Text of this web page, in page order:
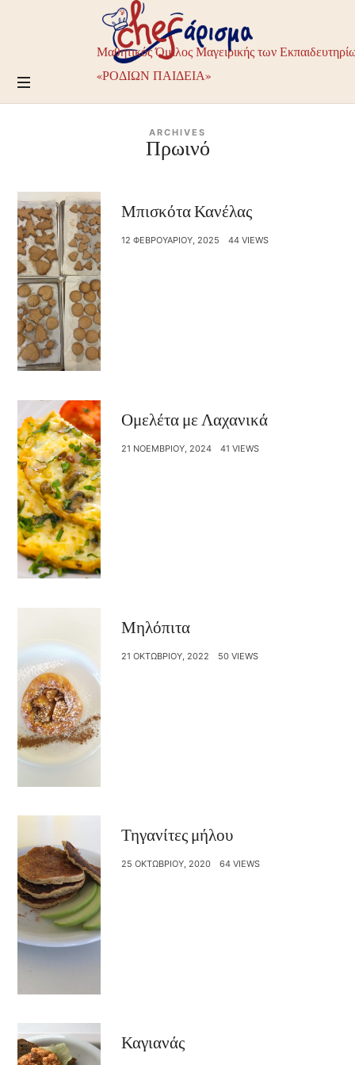
Chefarisma
–
Μαθητικός
Όμιλος
Μαγειρικής
Εκπαιδευτηρίων
ΡΟΔΙΩΝ
ΠΑΙΔΕΙΑ
Μαθητικός Όμιλος Μαγειρικής των
«ΡΟΔΙΩΝ ΠΑΙΔΕΙΑ»
ARCHIVES
Πρωινό
Μπισκότα Κανέλας
12 ΦΕΒΡΟΥΑΡΊΟΥ, 2025 44 VIEWS
Ομελέτα με Λαχανικά
21 ΝΟΕΜΒΡΊΟΥ, 2024 41 VIEWS
Μηλόπιτα
21 ΟΚΤΩΒΡΊΟΥ, 2022 50 VIEWS
Τηγανίτες μήλου
25 ΟΚΤΩΒΡΊΟΥ, 2020 64 VIEWS
Καγιανάς